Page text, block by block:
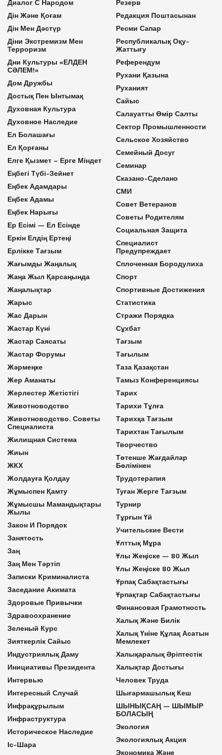
Диалог С Народом
Дін Және Қоғам
Дін Мен Дәстүр
Діни Экстремизм Мен
Терроризм
Дни Культуры «ЕЛДЕН
СӘЛЕМ!»
Дом Дружбы
Достық Пен Ынтымақ
Духовная Культура
Духовное Наследие
Ел Болашағы
Ел Қорғаны
Елге Қызмет – Ерге Міндет
Еңбегі Түбі-Зейнет
Еңбек Адамдары
Еңбек Адамы
Еңбек Нарығы
Ер Есімі — Ел Есінде
Еркін Елдің Ертеңі
Ерлікке Тағзым
Жағымды Жаңалық
Жаңа Жыл Қарсаңында
Жаңалықтар
Жарыс
Жас Дарын
Жастар Күні
Жастар Саясаты
Жастар Форумы
Жәрмеңке
Жер Аманаты
Жерлестер Жетістігі
Животноводство
Животноводство. Советы
Специалиста
Жилищная Система
Жиын
ЖКХ
Жолдауға Қолдау
Жұмыспен Қамту
Жұмысшы Мамандықтары
Жылы
Закон И Порядок
Занятость
Заң
Заң Мен Тәртіп
Записки Криминалиста
Заседание Акимата
Здоровые Привычки
Здравоохранение
Зеленый Курс
Зияткерлік Сайыс
Индустриялық Даму
Инициативы Президента
Интервью
Интересный Случай
Инфрақұрылым
Инфраструктура
Историческое Наследие
Іс-Шара
Резерв
Редакция Поштасынан
Ресми Сапар
Республикалық Оқу-
Жаттығу
Референдум
Рухани Қазына
Руханият
Сайыс
Салауатты Өмір Салты
Сектор Промышленности
Сельское Хозяйство
Семейный Досуг
Семинар
Сказано-Сделано
СМИ
Совет Ветеранов
Советы Родителям
Социальная Защита
Специалист
Предупреждает
Сплоченная Бородулиха
Спорт
Спортивные Достижения
Статистика
Стражи Порядка
Сұхбат
Тағзым
Тағылым
Таза Қазақстан
Тамыз Конференциясы
Тарих
Тарихи Тұлға
Тарихқа Тағзым
Тарихтан Тағылым
Творчество
Төтенше Жағдайлар
Бөлімінен
Трудотерапия
Туған Жерге Тағзым
Турнир
Тұрғын Үй
Учительские Вести
Ұлттық Мұра
Ұлы Жеңіске — 80 Жыл
Ұлы Жеңіске 80 Жыл
Ұрпақ Сабақтастығы
Ұрпақтар Сабақтастығы
Финансовая Грамотность
Халық Және Билік
Халық Үніне Құлақ Асатын
Мемлекет
Халықаралық Әріптестік
Халықтар Достығы
Человек Труда
Шығармашылық Кеш
ШЫНЫҚСАҢ — ШЫМЫР
БОЛАСЫҢ
Экология
Экологиялық Акция
Экономика Және